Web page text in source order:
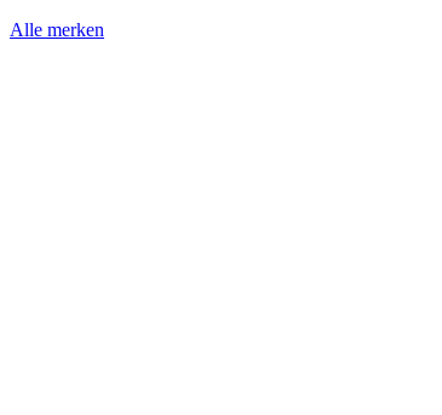
Alle merken